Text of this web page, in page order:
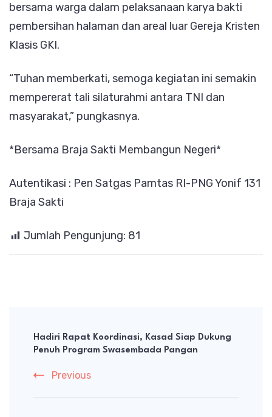
bersama warga dalam pelaksanaan karya bakti
pembersihan halaman dan areal luar Gereja Kristen
Klasis GKI.
“Tuhan memberkati, semoga kegiatan ini semakin
mempererat tali silaturahmi antara TNI dan
masyarakat,” pungkasnya.
*Bersama Braja Sakti Membangun Negeri*
Autentikasi : Pen Satgas Pamtas RI-PNG Yonif 131
Braja Sakti
Jumlah Pengunjung: 81
Navigation
Hadiri Rapat Koordinasi, Kasad Siap Dukung
Penuh Program Swasembada Pangan
Previous